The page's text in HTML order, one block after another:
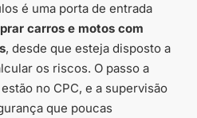
é uma porta de entrada
carros e motos com
, desde que esteja disposto a
os riscos. O passo a
no CPC, e a supervisão
que poucas